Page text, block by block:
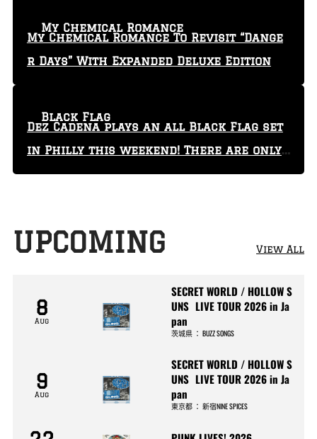
My Chemical Romance To Revisit “Dange
r Days” With Expanded Deluxe Edition
My Chemical Romance
Dez Cadena plays an all Black Flag set
in Philly this weekend! There are only
29 tickets left!
Black Flag
UPCOMING View All
8
Aug
SECRET WORLD / HOLLOW S
UNS LIVE TOUR 2026 in Ja
pan
茨城県 ：BUZZ SONGS
9
Aug
SECRET WORLD / HOLLOW S
UNS LIVE TOUR 2026 in Ja
pan
東京都 ：新宿NINE SPICES